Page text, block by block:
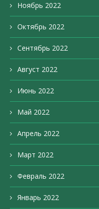
Ноябрь 2022
Октябрь 2022
Сентябрь 2022
Август 2022
Июнь 2022
Май 2022
Апрель 2022
Март 2022
Февраль 2022
Январь 2022